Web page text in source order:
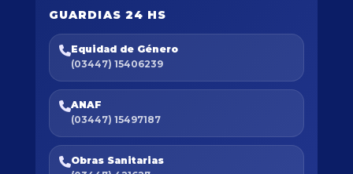
GUARDIAS 24 HS
Equidad de Género
(03447) 15406239
ANAF
(03447) 15497187
Obras Sanitarias